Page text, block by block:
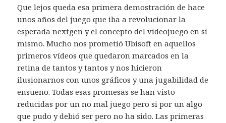
Que lejos queda esa primera demostración de hace
unos años del juego que iba a revolucionar la
esperada nextgen y el concepto del videojuego en sí
mismo. Mucho nos prometió Ubisoft en aquellos
primeros vídeos que quedaron marcados en la
retina de tantos y tantos y nos hicieron
ilusionarnos con unos gráficos y una jugabilidad de
ensueño. Todas esas promesas se han visto
reducidas por un no mal juego pero si por un algo
que pudo y debió ser pero no ha sido. Las primeras